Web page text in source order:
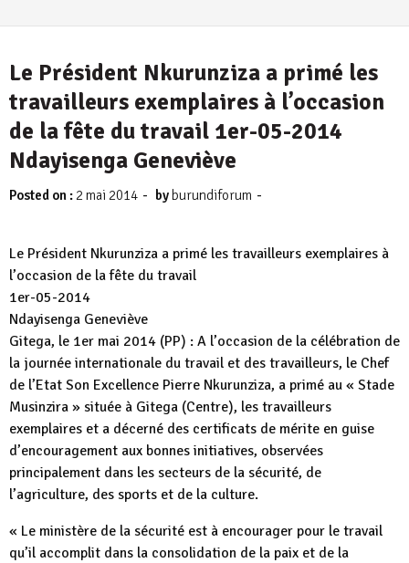
Le Président Nkurunziza a primé les
travailleurs exemplaires à l’occasion
de la fête du travail 1er-05-2014
Ndayisenga Geneviève
Posted on : 2 mai 2014 - by burundiforum -
Le Président Nkurunziza a primé les travailleurs exemplaires à
l’occasion de la fête du travail
1er-05-2014
Ndayisenga Geneviève
Gitega, le 1er mai 2014 (PP) : A l’occasion de la célébration de
la journée internationale du travail et des travailleurs, le Chef
de l’Etat Son Excellence Pierre Nkurunziza, a primé au « Stade
Musinzira » située à Gitega (Centre), les travailleurs
exemplaires et a décerné des certificats de mérite en guise
d’encouragement aux bonnes initiatives, observées
principalement dans les secteurs de la sécurité, de
l’agriculture, des sports et de la culture.
« Le ministère de la sécurité est à encourager pour le travail
qu’il accomplit dans la consolidation de la paix et de la